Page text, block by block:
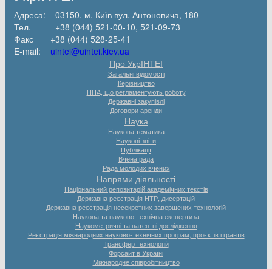
Адреса: 03150, м. Київ вул. Антоновича, 180
Тел. +38 (044) 521-00-10, 521-09-73
Факс +38 (044) 528-25-41
E-mail: uintei@uintei.kiev.ua
Про УкрІНТЕІ
Загальні відомості
Керівництво
НПА, що регламентують роботу
Державні закупівлі
Договори аренди
Наука
Наукова тематика
Наукові звіти
Публікації
Вчена рада
Рада молодих вчених
Напрями діяльності
Національний репозитарій академічних текстів
Державна реєстрація НТР, дисертацій
Державна реєстрація несекретних завершених технологій
Наукова та науково-технічна експертиза
Наукометричні та патентні дослідження
Реєстрація міжнародних науково-технічних програм, проєктів і грантів
Трансфер технологій
Форсайт в Україні
Міжнародне співробітництво